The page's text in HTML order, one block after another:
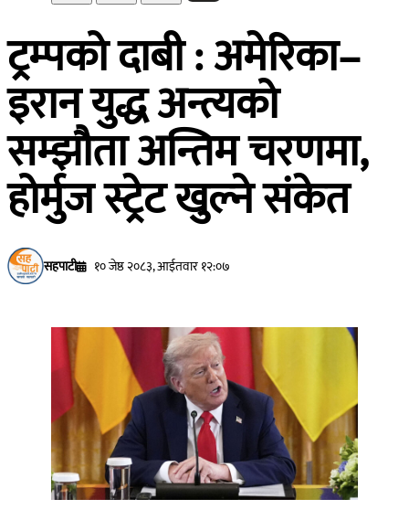
ट्रम्पको दाबी : अमेरिका–
इरान युद्ध अन्त्यको
सम्झौता अन्तिम चरणमा,
होर्मुज स्ट्रेट खुल्ने संकेत
सहपाटी १० जेष्ठ २०८३, आईतवार १२:०७